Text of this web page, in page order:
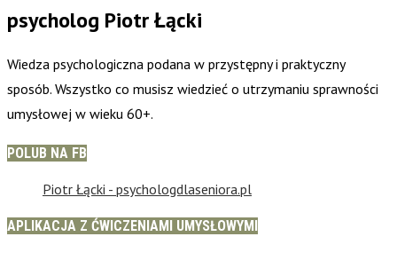
psycholog Piotr Łącki
Wiedza psychologiczna podana w przystępny i praktyczny
sposób. Wszystko co musisz wiedzieć o utrzymaniu sprawności
umysłowej w wieku 60+.
POLUB NA FB
Piotr Łącki - psychologdlaseniora.pl
APLIKACJA Z ĆWICZENIAMI UMYSŁOWYMI